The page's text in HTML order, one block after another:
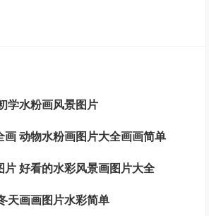
学水粉画风景图片
画 动物水粉画图片大全画画简单
片 好看的水彩风景画图片大全
天画画图片水彩简单